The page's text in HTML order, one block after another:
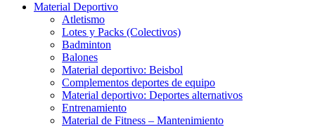
Material Deportivo
Atletismo
Lotes y Packs (Colectivos)
Badminton
Balones
Material deportivo: Beisbol
Complementos deportes de equipo
Material deportivo: Deportes alternativos
Entrenamiento
Material de Fitness – Mantenimiento